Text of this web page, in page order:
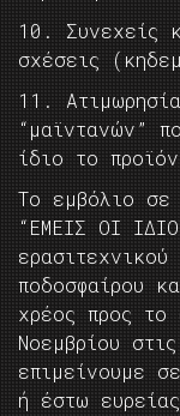
10. Συνεχείς
σχέσεις
11.
“μαϊντανών”
ίδιο το
Το εμβόλιο σε
“ΕΜΕΙΣ ΟΙ
ποδοσφαίρου
χρέος προς το
Νοεμβρίου
επιμείνουμε
ή έστω